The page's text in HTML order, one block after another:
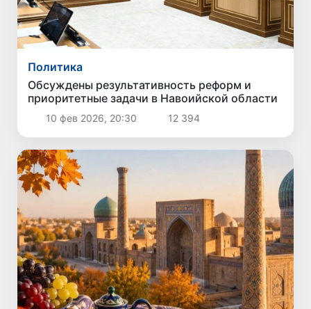
Политика
Обсуждены результативность реформ и
приоритетные задачи в Навоийской области
10 фев 2026, 20:30 12 394